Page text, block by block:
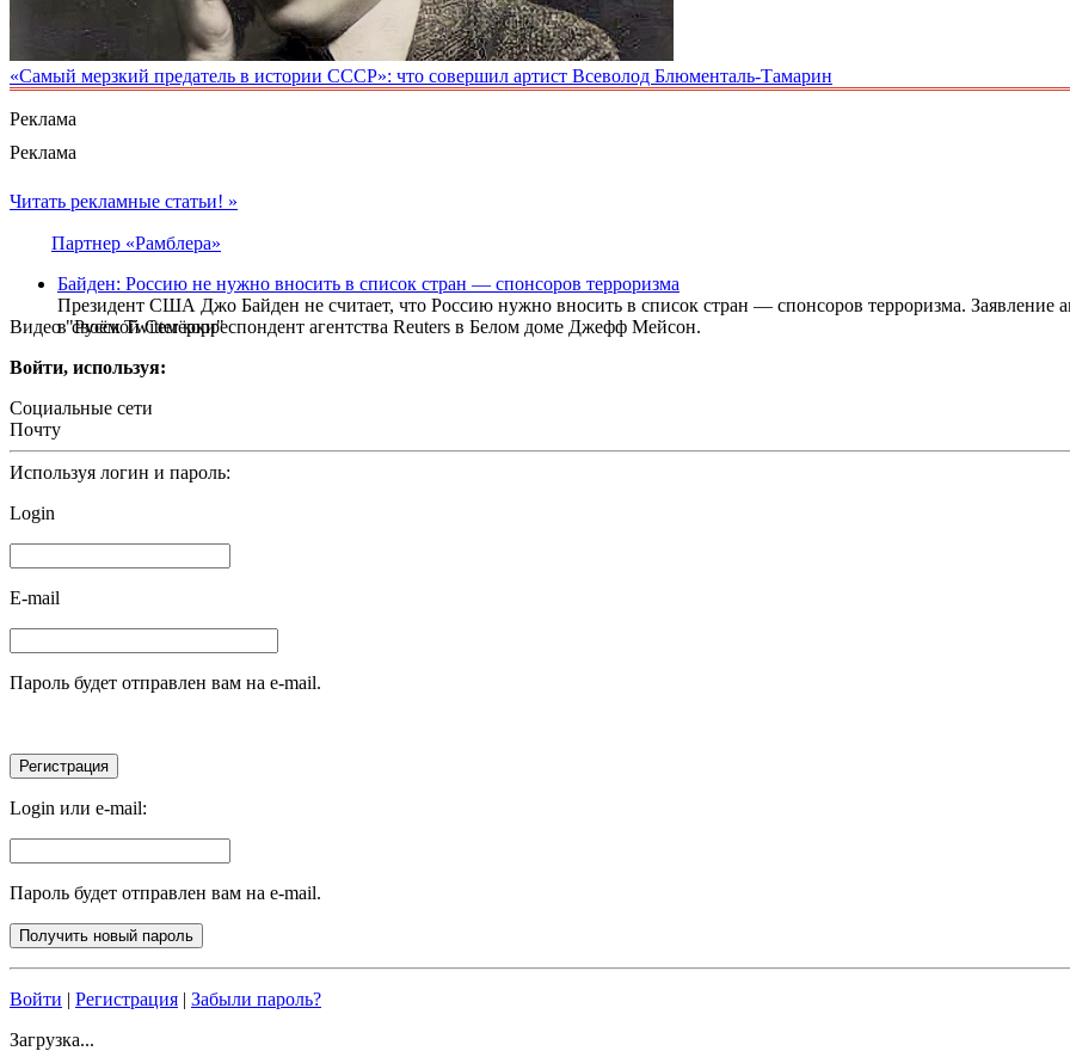
«Самый мерзкий предатель в истории СССР»: что совершил артист Всеволод Блюменталь-Тамарин
Реклама
Реклама
Видео "Русской Семёрки"
Читать рекламные статьи! »
Партнер «Рамблера»
Байден: Россию не нужно вносить в список стран — спонсоров терроризма
Президент США Джо Байден не считает, что Россию нужно вносить в список стран — спонсоров терроризма. Заявление
в своём Twitter корреспондент агентства Reuters в Белом доме Джефф Мейсон.
Войти, используя:
Социальные сети
Почту
Используя логин и пароль:
Login
E-mail
Пароль будет отправлен вам на e-mail.
Login или e-mail:
Пароль будет отправлен вам на e-mail.
Войти | Регистрация | Забыли пароль?
Загрузка...